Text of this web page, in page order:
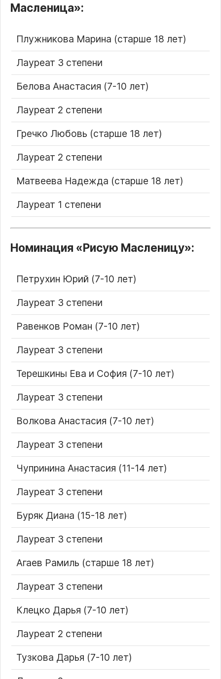
Масленица :
Плужникова Марина (старше 18 лет)
Лауреат 3 степени
Белова Анастасия (7-10 лет)
Лауреат 2 степени
Гречко Любовь (старше 18 лет)
Лауреат 2 степени
Матвеева Надежда (старше 18 лет)
Лауреат 1 степени
Номинация Рисую Масленицу :
Петрухин Юрий (7-10 лет)
Лауреат 3 степени
Равенков Роман (7-10 лет)
Лауреат 3 степени
Терешкины Ева и София (7-10 лет)
Лауреат 3 степени
Волкова Анастасия (7-10 лет)
Лауреат 3 степени
Чупринина Анастасия (11-14 лет)
Лауреат 3 степени
Буряк Диана (15-18 лет)
Лауреат 3 степени
Агаев Рамиль (старше 18 лет)
Лауреат 3 степени
Клецко Дарья (7-10 лет)
Лауреат 2 степени
Тузкова Дарья (7-10 лет)